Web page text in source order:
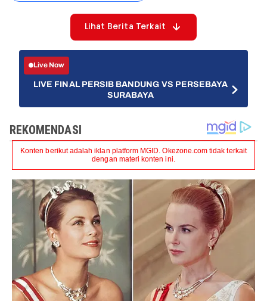
Lihat Berita Terkait
Live Now
LIVE FINAL PERSIB BANDUNG VS PERSEBAYA
SURABAYA